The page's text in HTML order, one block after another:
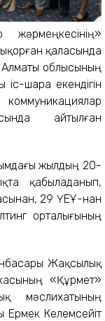
қаласында
облысының
шара екендігін
айтылған
жылдың 20-
қабыладанып,
29 ҮЕҰ-нан
орталығының
Жақсылық
«Құрмет»
мәслихатының
Ермек Келемсейіт